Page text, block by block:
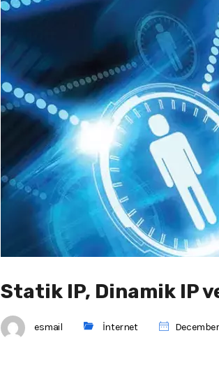
Statik IP, Dinamik IP
esmail İnternet